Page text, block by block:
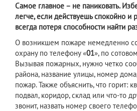
Самое главное – не паниковать.
легче, если действуешь спокойно и
всегда потеря способности найти
О возникшем пожаре немедленно
охрану по телефону «01», по
Вызывая пожарных, нужно четко
района, название улицы, номер
пожар. Также объяснить, что горит:
подвал, коридор, склад или что-то
звонит, назвать номер своего